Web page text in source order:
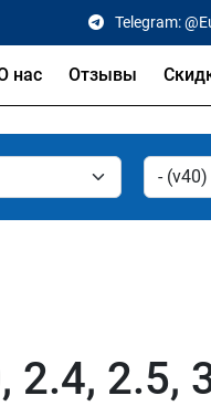
Telegram:
нас Отзывы
2.4, 2.5,